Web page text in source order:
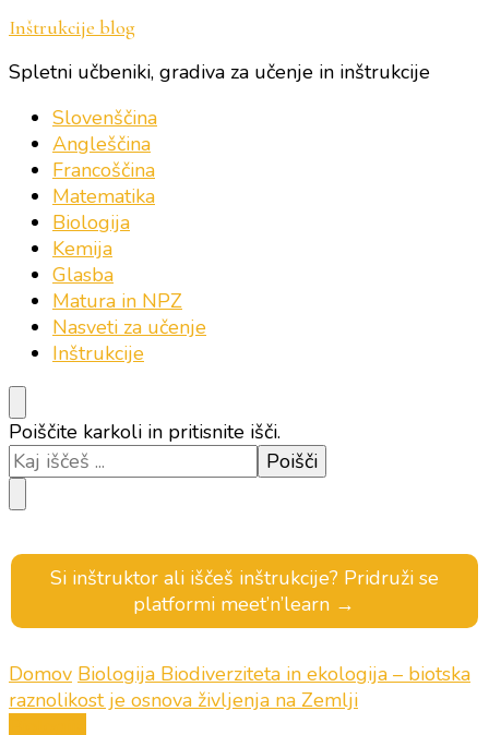
Inštrukcije blog
Spletni učbeniki, gradiva za učenje in inštrukcije
Slovenščina
Angleščina
Francoščina
Matematika
Biologija
Kemija
Glasba
Matura in NPZ
Nasveti za učenje
Inštrukcije
Iščeš
kaj?
Poiščite karkoli in pritisnite išči.
Si inštruktor ali iščeš inštrukcije? Pridruži se
platformi meet’n’learn →
Domov Biologija Biodiverziteta in ekologija – biotska
raznolikost je osnova življenja na Zemlji